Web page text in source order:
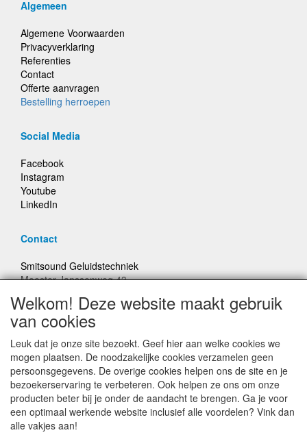
Algemeen
Algemene Voorwaarden
Privacyverklaring
Referenties
Contact
Offerte aanvragen
Bestelling herroepen
Social Media
Facebook
Instagram
Youtube
LinkedIn
Contact
Smitsound Geluidstechniek
Meester Janssenweg 43
E-mail: info@smitsound.nl
Telefoon: +31-(0)6-22256322
Bestellingen binnen Nederland, ongeacht gewicht, verstuurd
voor € 6,95
Prijzen inclusief 21% BTW, tenzij anders vermeldt
Welkom! Deze website maakt gebruik
van cookies
Leuk dat je onze site bezoekt. Geef hier aan welke cookies we
mogen plaatsen. De noodzakelijke cookies verzamelen geen
persoonsgegevens. De overige cookies helpen ons de site en je
bezoekerservaring te verbeteren. Ook helpen ze ons om onze
producten beter bij je onder de aandacht te brengen. Ga je voor
een optimaal werkende website inclusief alle voordelen? Vink dan
alle vakjes aan!